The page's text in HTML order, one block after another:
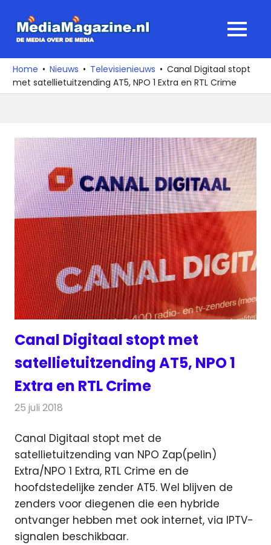
naar
media
over
de
MENU
Home Nieuws Televisienieuws
Canal Digitaal stopt
met satellietuitzending AT5, NPO 1 Extra en RTL Crime
Canal Digitaal stopt met
satellietuitzending AT5, NPO 1
Extra en RTL Crime
25 juli 2018
Canal Digitaal stopt met de
satellietuitzending van NPO Zap(pelin)
Extra/NPO 1 Extra, RTL Crime en de
hoofdstedelijke zender AT5. Wel blijven de
zenders voor diegenen die een hybride
ontvanger hebben met ook internet, via IPTV-
signalen beschikbaar.